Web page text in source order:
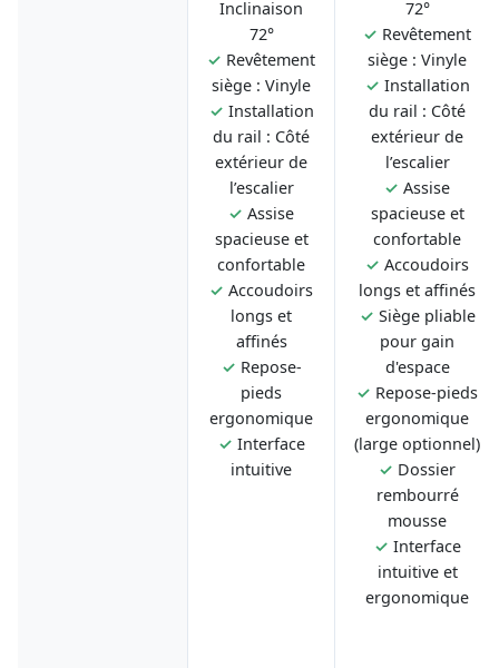
Inclinaison
72°
✓ Revêtement
siège : Vinyle
✓ Installation
du rail : Côté
extérieur de
l’escalier
✓ Assise
spacieuse et
confortable
✓ Accoudoirs
longs et
affinés
✓ Repose-
pieds
ergonomique
✓ Interface
intuitive
72°
✓ Revêtement
siège : Vinyle
✓ Installation
du rail : Côté
extérieur de
l’escalier
✓ Assise
spacieuse et
confortable
✓ Accoudoirs
longs et affinés
✓ Siège pliable
pour gain
d'espace
✓ Repose-pieds
ergonomique
(large optionnel)
✓ Dossier
rembourré
mousse
✓ Interface
intuitive et
ergonomique